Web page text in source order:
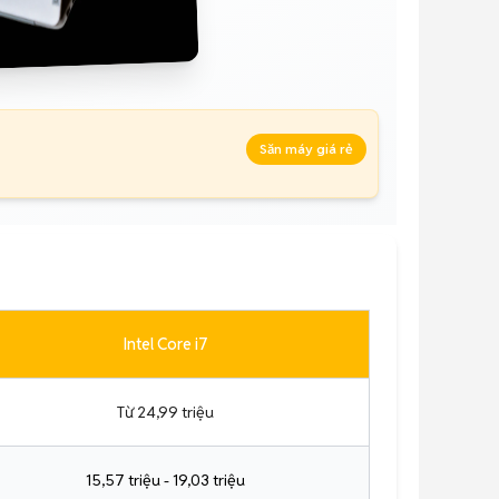
Săn máy giá rẻ
Intel Core i7
Từ 24,99 triệu
15,57 triệu - 19,03 triệu